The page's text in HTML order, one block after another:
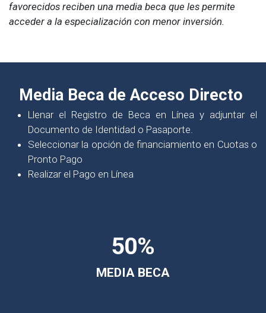
favorecidos reciben una media beca que les permite
acceder a la especialización con menor inversión.
Media Beca de Acceso Directo
Llenar el Registro de Beca en Línea y adjuntar el
Documento de Identidad o Pasaporte.
Seleccionar la opción de financiamiento en Cuotas o
Pronto Pago
Realizar el Pago en Línea
50%
MEDIA BECA